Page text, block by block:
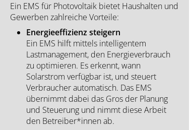
Ein EMS für Photovoltaik bietet Haushalten und
Gewerben zahlreiche Vorteile:
Energieeffizienz steigern
Ein EMS hilft mittels intelligentem
Lastmanagement, den Energieverbrauch
zu optimieren. Es erkennt, wann
Solarstrom verfügbar ist, und steuert
Verbraucher automatisch. Das EMS
übernimmt dabei das Gros der Planung
und Steuerung und nimmt diese Arbeit
den Betreiber*innen ab.